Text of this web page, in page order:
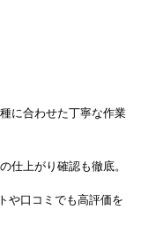
に合わせた丁寧な作業
仕上がり確認も徹底。
や口コミでも高評価を